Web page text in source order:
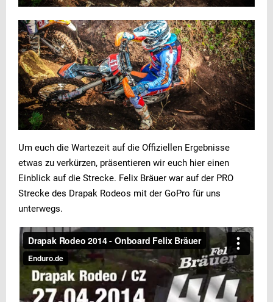
Um euch die Wartezeit auf die Offiziellen Ergebnisse
etwas zu verkürzen, präsentieren wir euch hier einen
Einblick auf die Strecke. Felix Bräuer war auf der PRO
Strecke des Drapak Rodeos mit der GoPro für uns
unterwegs.